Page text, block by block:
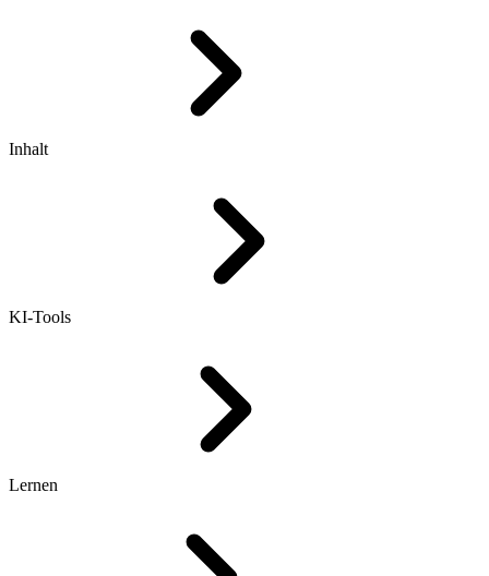
Inhalt
KI-Tools
Lernen